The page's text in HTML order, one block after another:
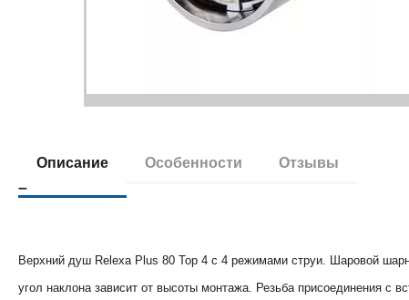
Описание Особенности Отзывы
Верхний душ Relexa Plus 80 Top 4 с 4 режимами струи. Шаровой
угол наклона зависит от высоты монтажа. Резьба присоединения с